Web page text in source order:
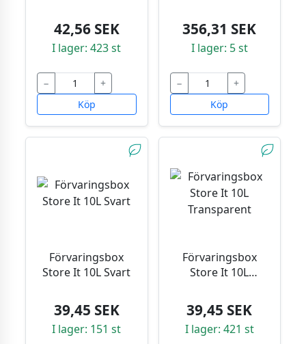
42,56 SEK
I lager: 423 st
−
+
Köp
356,31 SEK
I lager: 5 st
−
+
Köp
Förvaringsbox
Store It 10L Svart
39,45 SEK
I lager: 151 st
Förvaringsbox
Store It 10L
39,45 SEK
I lager: 421 st